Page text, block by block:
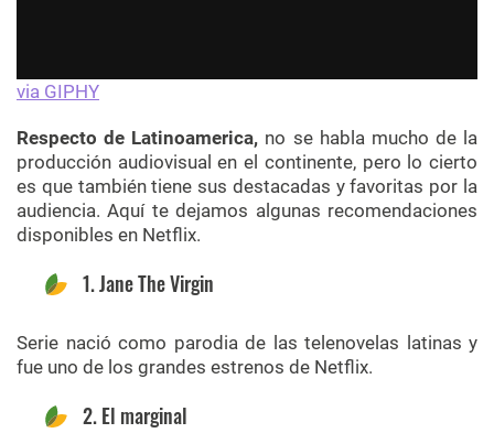
via GIPHY
Respecto de Latinoamerica, no se habla mucho de la
producción audiovisual en el continente, pero lo cierto
es que también tiene sus destacadas y favoritas por la
audiencia. Aquí te dejamos algunas recomendaciones
disponibles en Netflix.
1. Jane The Virgin
Serie nació como parodia de las telenovelas latinas y
fue uno de los grandes estrenos de Netflix.
2. El marginal